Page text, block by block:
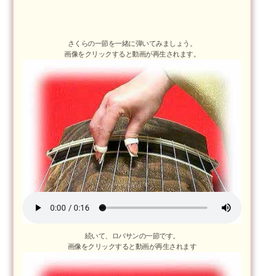
さくらの一節を一緒に弾いてみましょう。
画像をクリックすると動画が再生されます。
続いて、ロバサンの一節です。
画像をクリックすると動画が再生されます